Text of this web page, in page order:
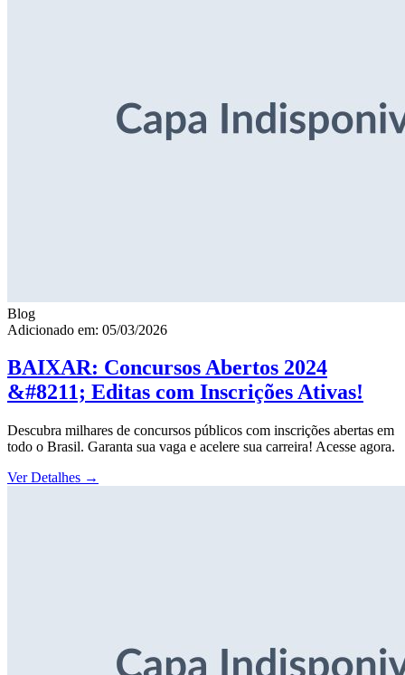
Blog
Adicionado em: 05/03/2026
BAIXAR: Concursos Abertos 2024
&#8211; Editas com Inscrições Ativas!
Descubra milhares de concursos públicos com inscrições abertas em
todo o Brasil. Garanta sua vaga e acelere sua carreira! Acesse agora.
Ver Detalhes →